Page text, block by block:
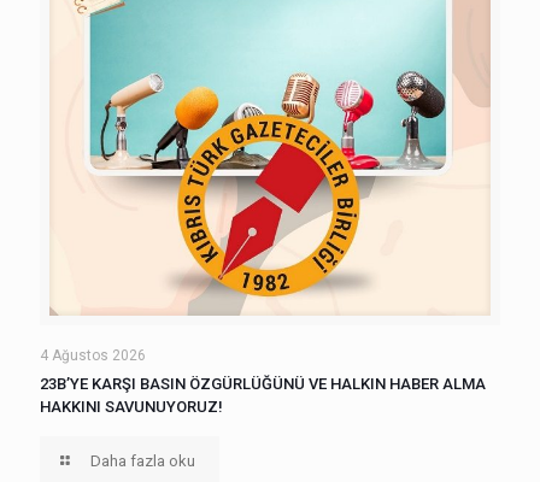
4 Ağustos 2026
23B’YE KARŞI BASIN ÖZGÜRLÜĞÜNÜ VE HALKIN HABER ALMA
HAKKINI SAVUNUYORUZ!
Daha fazla oku